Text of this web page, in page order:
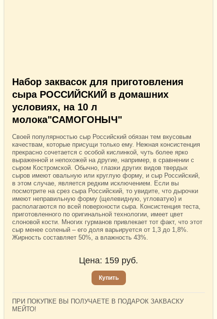
Набор заквасок для приготовления
сыра РОССИЙСКИЙ в домашних
условиях, на 10 л
молока"САМОГОНЫЧ"
Своей популярностью сыр Российский обязан тем вкусовым
качествам, которые присущи только ему. Нежная консистенция
прекрасно сочетается с особой кислинкой, чуть более ярко
выраженной и непохожей на другие, например, в сравнении с
сыром Костромской. Обычно, глазки других видов твердых
сыров имеют овальную или круглую форму, и сыр Российский,
в этом случае, является редким исключением. Если вы
посмотрите на срез сыра Российский, то увидите, что дырочки
имеют неправильную форму (щелевидную, угловатую) и
располагаются по всей поверхности сыра. Консистенция теста,
приготовленного по оригинальной технологии, имеет цвет
слоновой кости. Многих гурманов привлекает тот факт, что этот
сыр менее соленый – его доля варьируется от 1,3 до 1,8%.
Жирность составляет 50%, а влажность 43%.
Цена: 159 руб.
Купить
ПРИ ПОКУПКЕ ВЫ ПОЛУЧАЕТЕ В ПОДАРОК ЗАКВАСКУ
МЕЙТО!